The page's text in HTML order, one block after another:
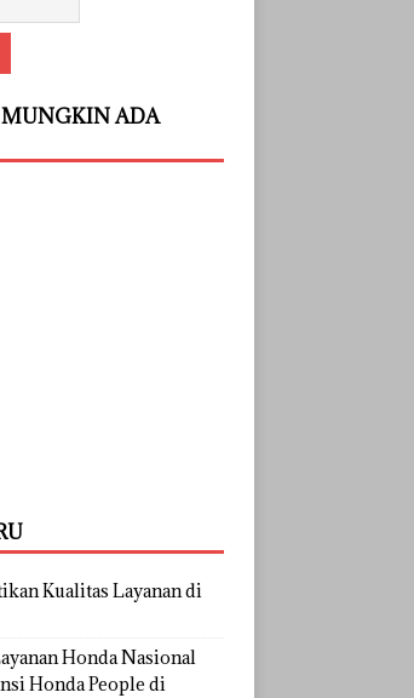
MUNGKIN ADA
Kualitas Layanan di
Honda Nasional
Honda People di